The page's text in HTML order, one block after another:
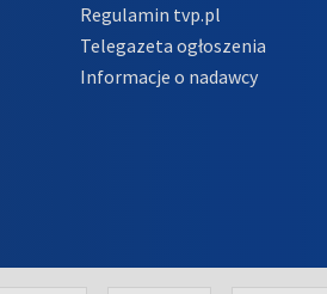
Regulamin tvp.pl
Telegazeta ogłoszenia
Informacje o nadawcy